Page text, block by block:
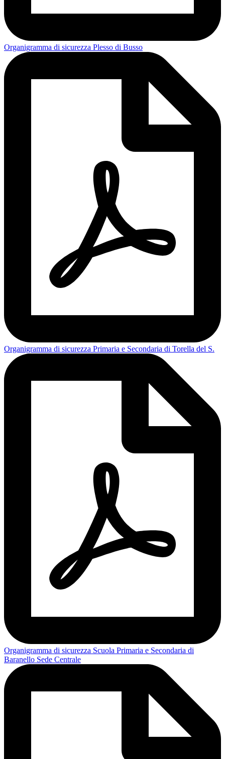
Organigramma di sicurezza Plesso di Busso
Organigramma di sicurezza Primaria e Secondaria di Torella del S.
Organigramma di sicurezza Scuola Primaria e Secondaria di
Baranello Sede Centrale